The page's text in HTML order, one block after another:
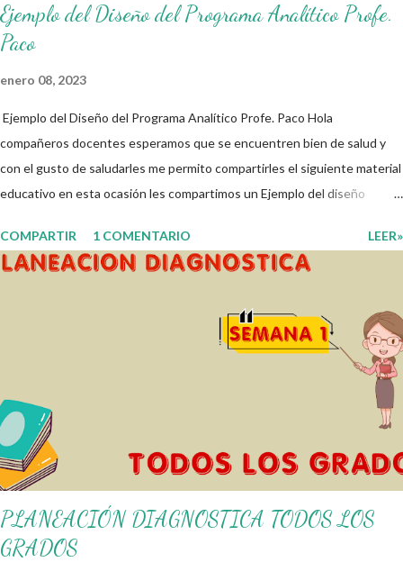
Ejemplo del Diseño del Programa Analítico Profe.
Paco
enero 08, 2023
Ejemplo del Diseño del Programa Analítico Profe. Paco Hola
compañeros docentes esperamos que se encuentren bien de salud y
con el gusto de saludarles me permito compartirles el siguiente material
educativo en esta ocasión les compartimos un Ejemplo del diseño
fortalecer los procesos de enseñanza y aprendizaje para que los
alumnos alcacen los niveles de logro educativo. Gracias por seguir a
diferentes materiales que hacen que todo esto sea posible,
recordándoles que nosotros solo los compartimos con fines educativos,
didácticos e informativos. ☺️ Obtén documento completo aquí 👇👇 👇
COMPARTIR 1 COMENTARIO LEER»
PLANEACIÓN DIAGNOSTICA TODOS LOS
GRADOS